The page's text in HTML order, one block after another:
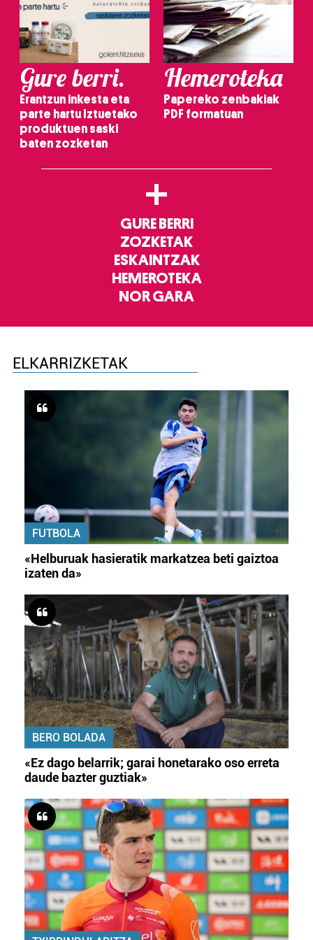
Gure berri.
Erantzun inkesta eta
parte hartu Iztuetako
produktuen saski
baten zozketan
Hemeroteka
Papereko zenbakiak
PDF formatuan
+
GURE BERRI
ZOZKETAK
ESKAINTZAK
HEMEROTEKA
NOR GARA
ELKARRIZKETAK
FUTBOLA
«Helburuak hasieratik markatzea beti gaiztoa
izaten da»
BERO BOLADA
«Ez dago belarrik; garai honetarako oso erreta
daude bazter guztiak»